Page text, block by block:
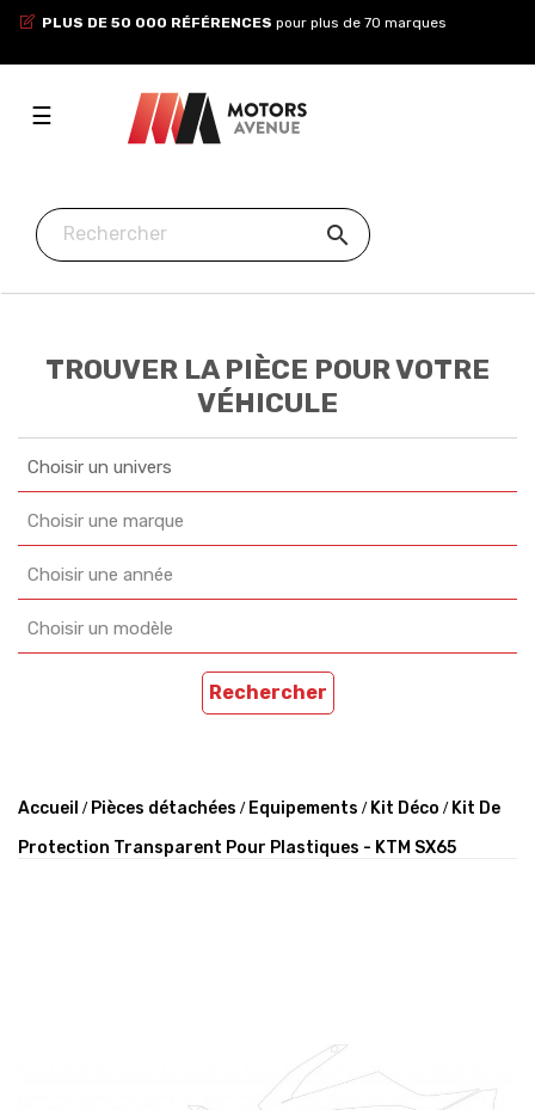
PLUS DE 50 000 RÉFÉRENCES pour plus de 70 marques
Toggle
navigation
☰

TROUVER LA PIÈCE POUR VOTRE
VÉHICULE
Choisir un univers
Choisir une marque
Choisir une année
Choisir un modèle
Rechercher
Accueil Pièces détachées Equipements Kit Déco
Kit De
Protection Transparent Pour Plastiques - KTM SX65